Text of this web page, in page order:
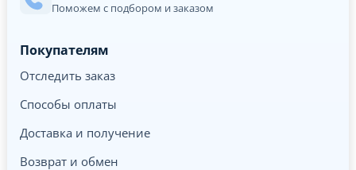
Поможем с подбором и заказом
Покупателям
Отследить заказ
Способы оплаты
Доставка и получение
Возврат и обмен